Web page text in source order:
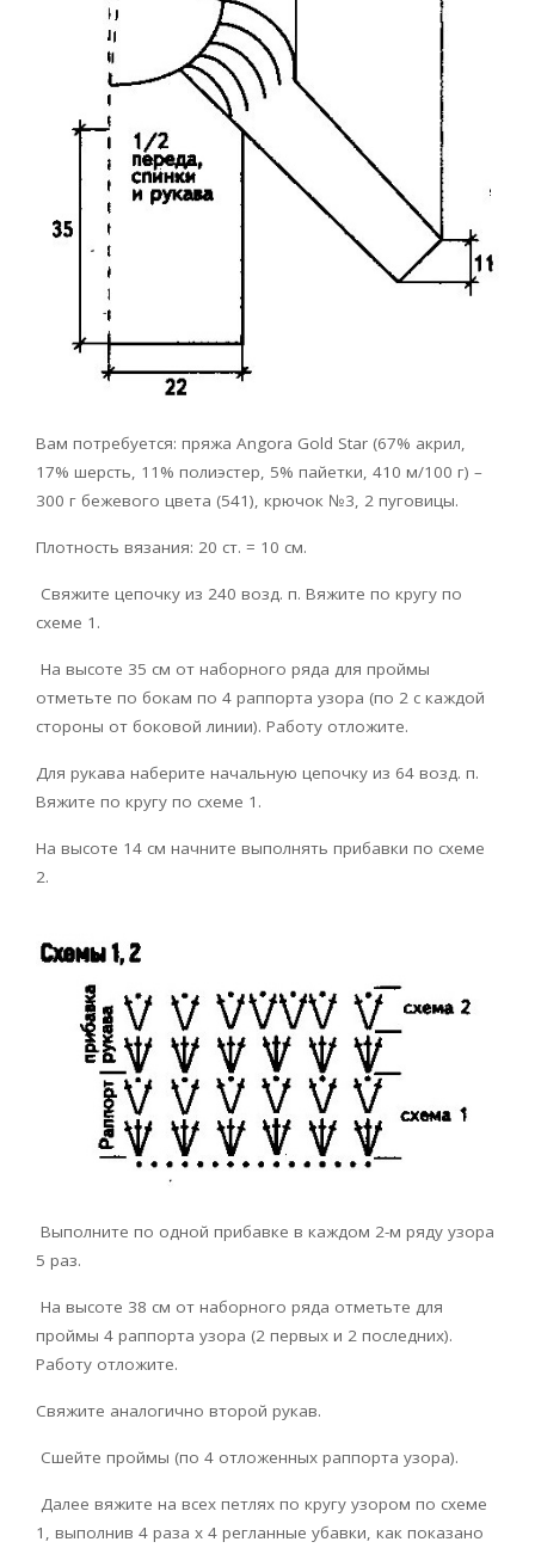
Вам потребуется: пряжа Angora Gold Star (67% акрил,
17% шерсть, 11% полиэстер, 5% пайетки, 410 м/100 г) –
300 г бежевого цвета (541), крючок №3, 2 пуговицы.
Плотность вязания: 20 ст. = 10 см.
Свяжите цепочку из 240 возд. п. Вяжите по кругу по
схеме 1.
На высоте 35 см от наборного ряда для проймы
отметьте по бокам по 4 раппорта узора (по 2 с каждой
стороны от боковой линии). Работу отложите.
Для рукава наберите начальную цепочку из 64 возд. п.
Вяжите по кругу по схеме 1.
На высоте 14 см начните выполнять прибавки по схеме
2.
Выполните по одной прибавке в каждом 2-м ряду узора
5 раз.
На высоте 38 см от наборного ряда отметьте для
проймы 4 раппорта узора (2 первых и 2 последних).
Работу отложите.
Свяжите аналогично второй рукав.
Сшейте проймы (по 4 отложенных раппорта узора).
Далее вяжите на всех петлях по кругу узором по схеме
1, выполнив 4 раза х 4 регланные убавки, как показано